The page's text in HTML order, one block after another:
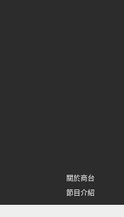
關於商台
節目介紹